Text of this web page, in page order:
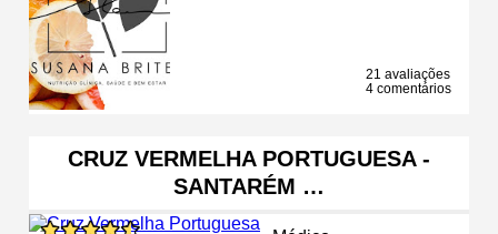
21 avaliações
4 comentários
CRUZ VERMELHA PORTUGUESA -
SANTARÉM …